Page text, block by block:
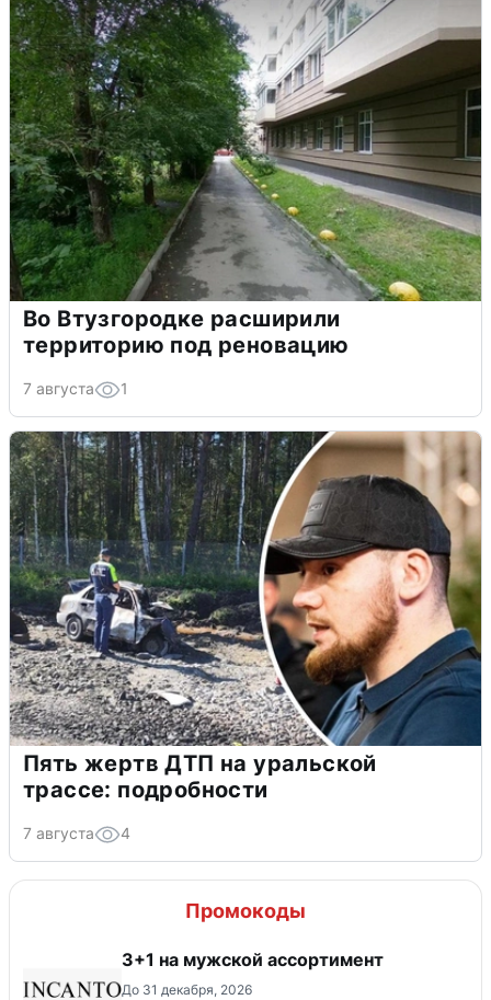
Во Втузгородке расширили
территорию под реновацию
7 августа 1
Пять жертв ДТП на уральской
трассе: подробности
7 августа 4
Промокоды
3+1 на мужской ассортимент
До 31 декабря, 2026